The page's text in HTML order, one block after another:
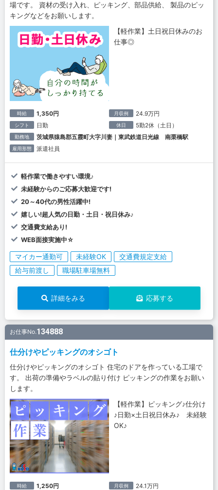
場です。 資材の受け入れ、ピッキング、部品供給、 製品のピッ
キングなどをお願いします。
【軽作業】土日祝日休みのお
仕事◎
時給 1,350円 月収例 24.9万円
シフト 日勤 休日 5勤2休（土日）
勤務地 茨城県猿島郡五霞町大字川妻｜東武鉄道日光線 南栗橋駅
雇用形態 派遣社員
軽作業で働きやすい環境♪
未経験からのご応募大歓迎です!
20～40代の男性活躍中!
嬉しい!超人気の日勤・土日・祝日休み♪
交通費支給あり!
WEB面接実施中☆
マイカー通勤可 未経験OK
交通費規定支給
給与前渡し
職場駐車場無料
詳細をみる 応募する
お仕事No.134888
仕分けやピッキングのオシゴト
仕分けやピッキングのオシゴト 住宅のドアを作っている工場で
す。 出荷の準備やラベルの貼り付け ピッキングの作業をお願い
します。
【軽作業】ピッキング♪仕分け
♪日勤×土日祝日休み♪ 未経験
OK♪
時給 1,250円 月収例 24.1万円